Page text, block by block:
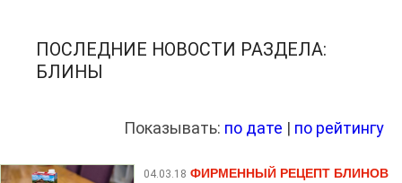
ПОСЛЕДНИЕ НОВОСТИ РАЗДЕЛА:
БЛИНЫ
Показывать: по дате | по рейтингу
04.03.18 ФИРМЕННЫЙ РЕЦЕПТ БЛИНОВ